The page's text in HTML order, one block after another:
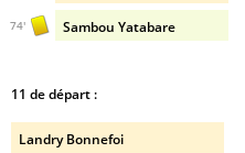
Sambou Yatabare
74'
11 de départ :
Landry Bonnefoi